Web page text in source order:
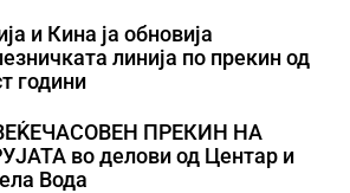
и Кина ја обновија
линија по прекин од
години
ПРЕКИН НА
во делови од Центар и
Вода